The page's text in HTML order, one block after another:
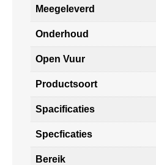
Meegeleverd
Onderhoud
Open Vuur
Productsoort
Spacificaties
Specficaties
Bereik